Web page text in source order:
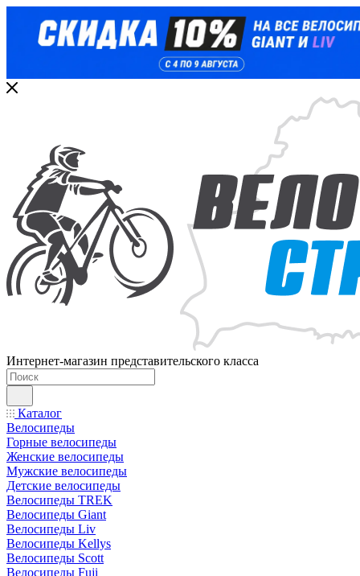
Интернет-магазин представительского класса
Каталог
Велосипеды
Горные велосипеды
Женские велосипеды
Мужские велосипеды
Детские велосипеды
Велосипеды TREK
Велосипеды Giant
Велосипеды Liv
Велосипеды Kellys
Велосипеды Scott
Велосипеды Fuji